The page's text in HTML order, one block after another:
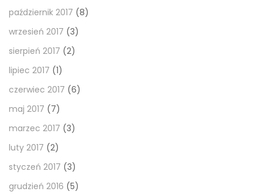
październik 2017 (8)
wrzesień 2017 (3)
sierpień 2017 (2)
lipiec 2017 (1)
czerwiec 2017 (6)
maj 2017 (7)
marzec 2017 (3)
luty 2017 (2)
styczeń 2017 (3)
grudzień 2016 (5)